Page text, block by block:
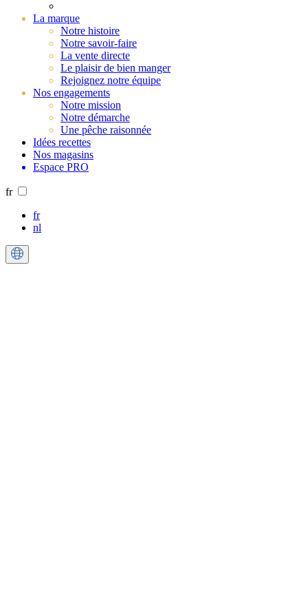
La marque
Notre histoire
Notre savoir-faire
La vente directe
Le plaisir de bien manger
Rejoignez notre équipe
Nos engagements
Notre mission
Notre démarche
Une pêche raisonnée
Idées recettes
Nos magasins
Espace PRO
fr
fr
nl